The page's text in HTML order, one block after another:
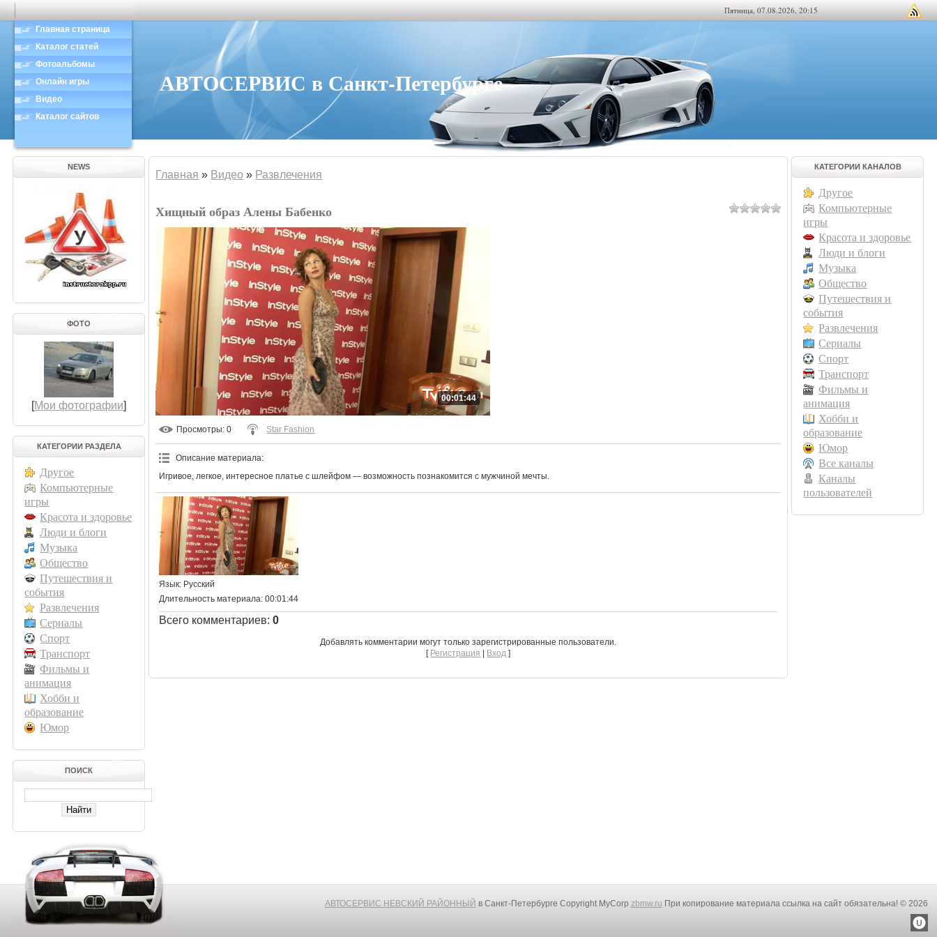
Пятница, 07.08.2026, 20:15
Главная страница
Каталог статей
Фотоальбомы
Онлайн игры
Видео
Каталог сайтов
АВТОСЕРВИС в Санкт-Петербурге
NEWS
ФОТО
[Мои фотографии]
КАТЕГОРИИ РАЗДЕЛА
Другое
Компьютерные
игры
Красота и здоровье
Люди и блоги
Музыка
Общество
Путешествия и
события
Развлечения
Сериалы
Спорт
Транспорт
Фильмы и
анимация
Хобби и
образование
Юмор
ПОИСК
Главная » Видео » Развлечения
Хищный образ Алены Бабенко
00:01:44
Просмотры: 0 Star Fashion
Описание материала:
Игривое, легкое, интересное платье с шлейфом — возможность познакомится с мужчиной мечты.
Язык: Русский
Длительность материала: 00:01:44
Всего комментариев:0
Добавлять комментарии могут только зарегистрированные пользователи.
[ Регистрация | Вход ]
КАТЕГОРИИ КАНАЛОВ
Другое
Компьютерные
игры
Красота и здоровье
Люди и блоги
Музыка
Общество
Путешествия и
события
Развлечения
Сериалы
Спорт
Транспорт
Фильмы и
анимация
Хобби и
образование
Юмор
Все каналы
Каналы
пользователей
АВТОСЕРВИС НЕВСКИЙ РАЙОННЫЙ в Санкт-Петербурге Copyright MyCorp zbmw.ru При копирование материала ссылка на сайт обязательна! © 2026